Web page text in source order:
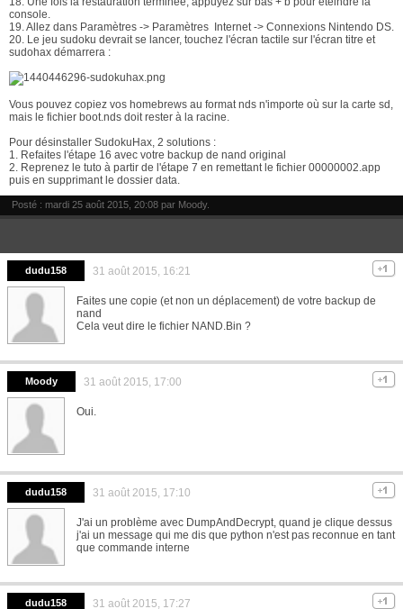
console.
19. Allez dans Paramètres -> Paramètres Internet -> Connexions Nintendo DS.
20. Le jeu sudoku devrait se lancer, touchez l'écran tactile sur l'écran titre et
sudohax démarrera :
Vous pouvez copiez vos homebrews au format nds n'importe où sur la carte sd,
mais le fichier boot.nds doit rester à la racine.
Pour désinstaller SudokuHax, 2 solutions :
1. Refaites l'étape 16 avec votre backup de nand original
2. Reprenez le tuto à partir de l'étape 7 en remettant le fichier 00000002.app
puis en supprimant le dossier data.
Posté : mardi 25 août 2015, 20:08 par Moody.
dudu158 31 août 2015, 16:21
Faites une copie (et non un déplacement) de votre backup de
nand
Cela veut dire le fichier NAND.Bin ?
Moody 31 août 2015, 17:00
Oui.
dudu158 31 août 2015, 17:10
J'ai un problème avec DumpAndDecrypt, quand je clique dessus
j'ai un message qui me dis que python n'est pas reconnue en tant
que commande interne
dudu158 31 août 2015, 17:27